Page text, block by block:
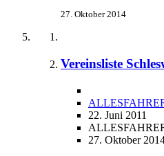
27. Oktober 2014
Vereinsliste
22. Juni 2011
27. Oktober